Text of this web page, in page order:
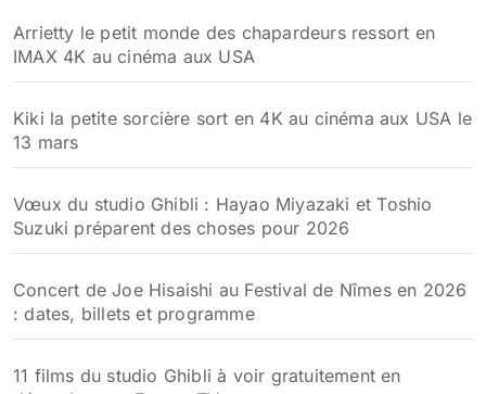
Arrietty le petit monde des chapardeurs ressort en
IMAX 4K au cinéma aux USA
Kiki la petite sorcière sort en 4K au cinéma aux USA le
13 mars
Vœux du studio Ghibli : Hayao Miyazaki et Toshio
Suzuki préparent des choses pour 2026
Concert de Joe Hisaishi au Festival de Nîmes en 2026
: dates, billets et programme
11 films du studio Ghibli à voir gratuitement en